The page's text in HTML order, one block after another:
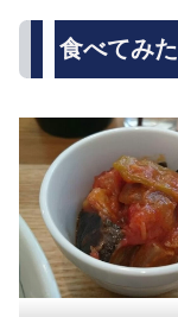
食べてみた